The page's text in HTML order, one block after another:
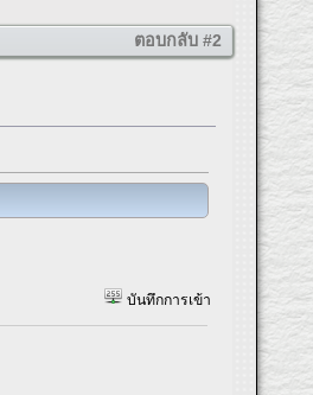
ตอบกลับ #2
บันทึกการเข้า